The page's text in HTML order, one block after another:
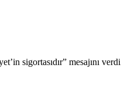
sigortasıdır” mesajını